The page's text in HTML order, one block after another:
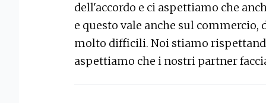
dell'accordo e ci aspettiamo che
e questo vale anche sul
molto difficili. Noi stiamo
aspettiamo che i nostri partner